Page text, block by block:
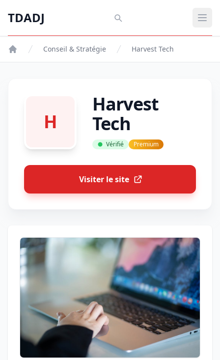
TDADJ
TDADJ
Conseil & Stratégie Harvest Tech
H
Harvest
Tech
Vérifié Premium
Visiter le site